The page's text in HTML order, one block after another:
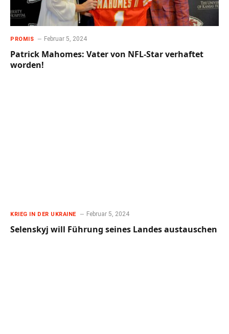
PROMIS Februar 5, 2024
Patrick Mahomes: Vater von NFL-Star verhaftet
worden!
KRIEG IN DER UKRAINE Februar 5, 2024
Selenskyj will Führung seines Landes austauschen